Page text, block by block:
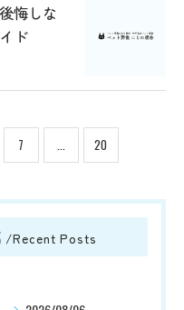
悔しな
ド
7 ... 20
Recent Posts